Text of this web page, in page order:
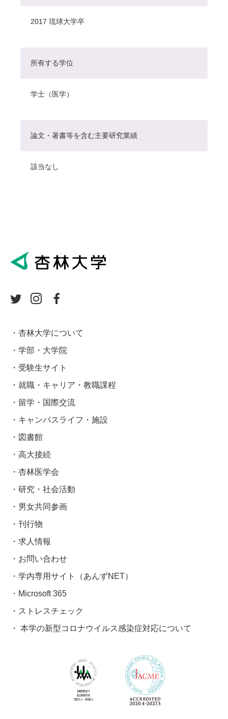
2017 琉球大学卒
所有する学位
学士（医学）
論文・著書等を含む主要研究業績
該当なし
杏林大学について
学部・大学院
受験生サイト
就職・キャリア・教職課程
留学・国際交流
キャンパスライフ・施設
図書館
高大接続
杏林医学会
研究・社会活動
男女共同参画
刊行物
求人情報
お問い合わせ
学内専用サイト（あんずNET）
Microsoft 365
ストレスチェック
本学の新型コロナウイルス感染症対応について